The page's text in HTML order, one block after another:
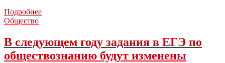
ПодробнееВремя
и
обществознанию
Общество
В следующем году задания в ЕГЭ по
обществознанию будут изменены